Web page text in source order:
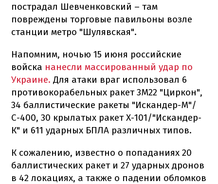
пострадал Шевченковский – там
повреждены торговые павильоны возле
станции метро "Шулявская".
Напомним, ночью 15 июня российские
войска нанесли массированный удар по
Украине. Для атаки враг использовал 6
противокорабельных ракет 3М22 "Циркон",
34 баллистические ракеты "Искандер-М"/
С-400, 30 крылатых ракет Х-101/"Искандер-
К" и 611 ударных БПЛА различных типов.
К сожалению, известно о попаданиях 20
баллистических ракет и 27 ударных дронов
в 42 локациях, а также о падении обломков